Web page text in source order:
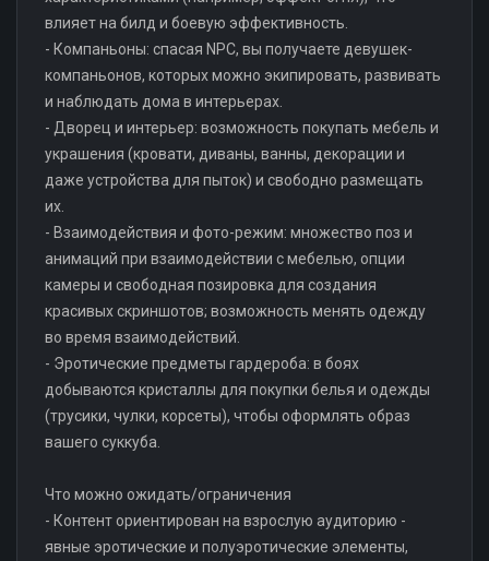
влияет на билд и боевую эффективность.
- Компаньоны: спасая NPC, вы получаете девушек-
компаньонов, которых можно экипировать, развивать
и наблюдать дома в интерьерах.
- Дворец и интерьер: возможность покупать мебель и
украшения (кровати, диваны, ванны, декорации и
даже устройства для пыток) и свободно размещать
их.
- Взаимодействия и фото-режим: множество поз и
анимаций при взаимодействии с мебелью, опции
камеры и свободная позировка для создания
красивых скриншотов; возможность менять одежду
во время взаимодействий.
- Эротические предметы гардероба: в боях
добываются кристаллы для покупки белья и одежды
(трусики, чулки, корсеты), чтобы оформлять образ
вашего суккуба.
Что можно ожидать/ограничения
- Контент ориентирован на взрослую аудиторию -
явные эротические и полуэротические элементы,